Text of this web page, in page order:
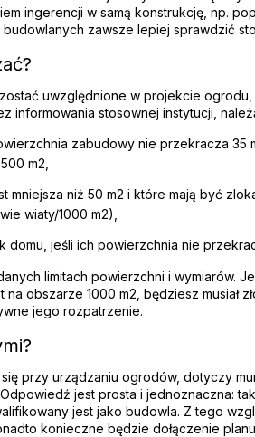
ingerencji w samą konstrukcję, np.
zawsze lepiej sprawdzić
uwzględnione w projekcie ogrodu,
informowania stosownej instytucji,
zabudowy nie przekracza 35
m2,
mniejsza niż 50 m2 i które mają być
wiaty/1000 m2),
jeśli ich powierzchnia nie
limitach powierzchni i wymiarów.
obszarze 1000 m2, będziesz musiał
jego rozpatrzenie.
przy urządzaniu ogrodów, dotyczy
jest prosta i jednoznaczna:
jest jako budowla. Z tego
konieczne będzie dołączenie